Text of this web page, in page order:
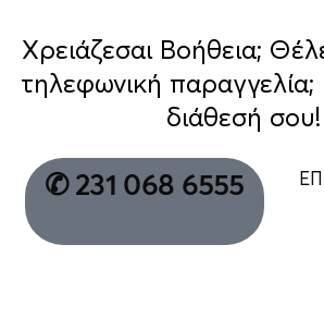
Χρειάζεσαι Βοήθεια;
τηλεφωνική παραγγελία;
διάθεσή σου!
✆ 231 068 6555